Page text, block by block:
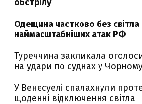
обстрілу
Одещина частково без світла
наймасштабніших атак РФ
Туреччина закликала
на удари по суднах у
У Венесуелі спалахнули
щоденні відключення світла